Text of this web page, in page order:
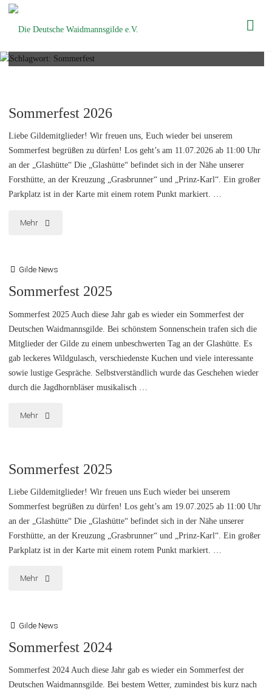
Sommerfest 2026
Liebe Gildemitglieder! Wir freuen uns, Euch wieder bei unserem
Sommerfest begrüßen zu dürfen! Los geht’s am 11.07.2026 ab 11:00 Uhr
an der „Glashütte“ Die „Glashütte“ befindet sich in der Nähe unserer
Forsthütte, an der Kreuzung „Grasbrunner“ und „Prinz-Karl“. Ein großer
Parkplatz ist in der Karte mit einem rotem Punkt markiert. …
Mehr "Sommerfest
Gilde News
Sommerfest 2025
Sommerfest 2025 Auch diese Jahr gab es wieder ein Sommerfest der
Deutschen Waidmannsgilde. Bei schönstem Sonnenschein trafen sich die
Mitglieder der Gilde zu einem unbeschwerten Tag an der Glashütte. Es
gab leckeres Wildgulasch, verschiedenste Kuchen und viele interessante
sowie lustige Gespräche. Selbstverständlich wurde das Geschehen wieder
durch die Jagdhornbläser musikalisch …
Mehr "Sommerfest
Sommerfest 2025
Liebe Gildemitglieder! Wir freuen uns Euch wieder bei unserem
Sommerfest begrüßen zu dürfen! Los geht’s am 19.07.2025 ab 11:00 Uhr
an der „Glashütte“ Die „Glashütte“ befindet sich in der Nähe unserer
Forsthütte, an der Kreuzung „Grasbrunner“ und „Prinz-Karl“. Ein großer
Parkplatz ist in der Karte mit einem rotem Punkt markiert. …
Mehr "Sommerfest
Gilde News
Sommerfest 2024
Sommerfest 2024 Auch diese Jahr gab es wieder ein Sommerfest der
Deutschen Waidmannsgilde. Bei bestem Wetter, zumindest bis kurz nach